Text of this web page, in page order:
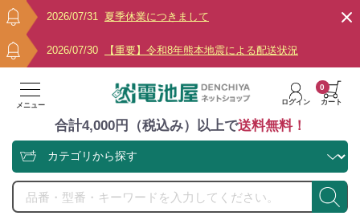
2026/07/31 夏季休業につきまして
2026/07/30 【重要】令和8年熊本地震による配送状況
メニュー ログイン カート
0
合計4,000円（税込み）以上で送料無料！